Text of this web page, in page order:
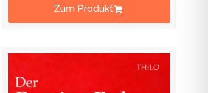
Zum Produkt